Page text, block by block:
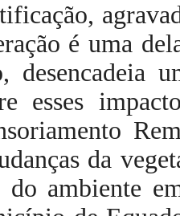
é uma
desencadeia
esses
da
ambiente